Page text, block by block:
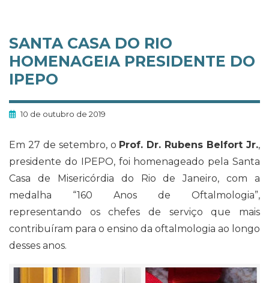
SANTA CASA DO RIO
HOMENAGEIA PRESIDENTE DO
IPEPO
10 de outubro de 2019
Em 27 de setembro, o Prof. Dr. Rubens Belfort Jr.,
presidente do IPEPO, foi homenageado pela Santa
Casa de Misericórdia do Rio de Janeiro, com a
medalha “160 Anos de Oftalmologia”,
representando os chefes de serviço que mais
contribuíram para o ensino da oftalmologia ao longo
desses anos.